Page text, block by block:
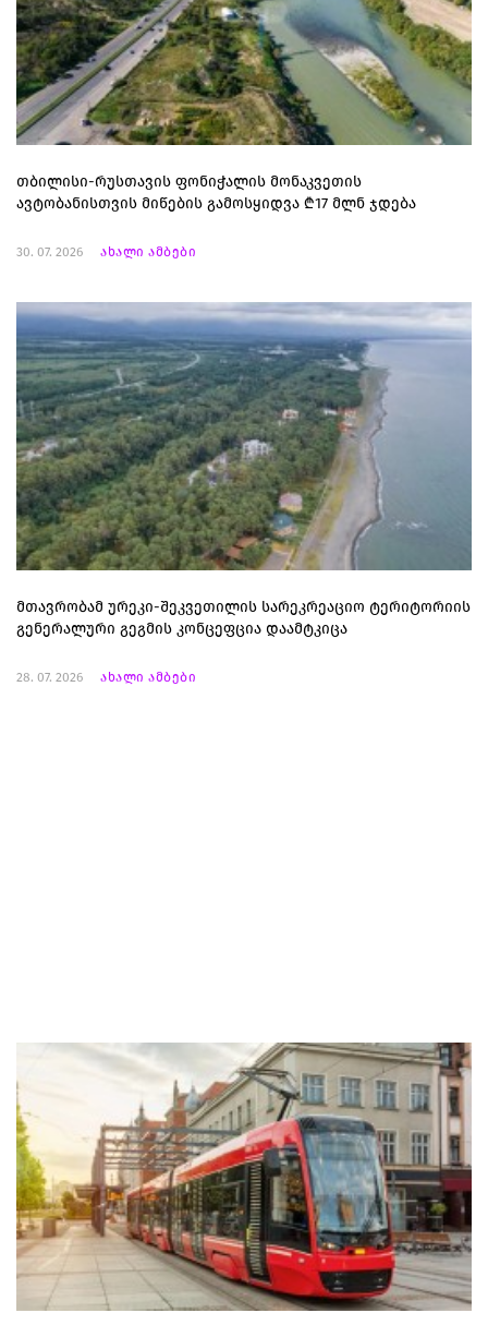
თბილისი-რუსთავის ფონიჭალის მონაკვეთის
ავტობანისთვის მიწების გამოსყიდვა ₾17 მლნ ჯდება
30. 07. 2026 ახალი ამბები
მთავრობამ ურეკი-შეკვეთილის სარეკრეაციო ტერიტორიის
გენერალური გეგმის კონცეფცია დაამტკიცა
28. 07. 2026 ახალი ამბები